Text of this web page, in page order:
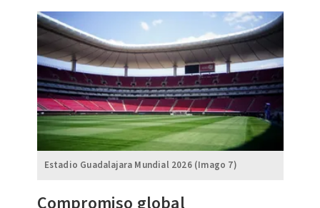
Estadio Guadalajara Mundial 2026 (Imago 7)